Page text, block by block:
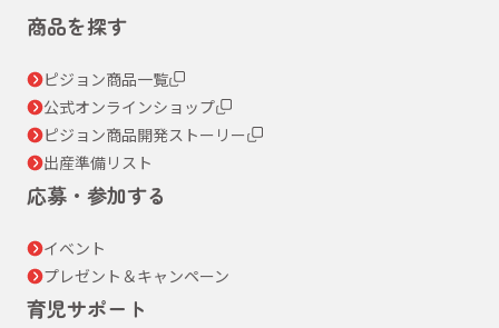
商品を探す
ピジョン商品一覧
公式オンラインショップ
ピジョン商品開発ストーリー
出産準備リスト
応募・参加する
イベント
プレゼント＆キャンペーン
育児サポート